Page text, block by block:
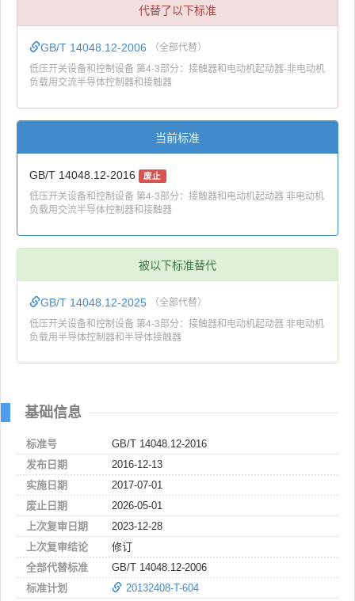
代替了以下标准
GB/T 14048.12-2006 （全部代替）
低压开关设备和控制设备 第4-3部分：接触器和电动机起动器-非电动机
负载用交流半导体控制器和接触器
当前标准
GB/T 14048.12-2016 废止
低压开关设备和控制设备 第4-3部分：接触器和电动机起动器 非电动机
负载用交流半导体控制器和接触器
被以下标准替代
GB/T 14048.12-2025 （全部代替）
低压开关设备和控制设备 第4-3部分：接触器和电动机起动器 非电动机
负载用半导体控制器和半导体接触器
基础信息
标准号
GB/T 14048.12-2016
发布日期
2016-12-13
实施日期
2017-07-01
废止日期
2026-05-01
上次复审日期
2023-12-28
上次复审结论
修订
全部代替标准
GB/T 14048.12-2006
标准计划
20132408-T-604